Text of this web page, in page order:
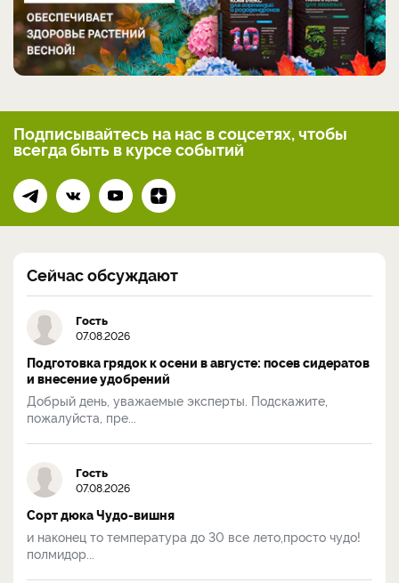
Подписывайтесь на нас в соцсетях, чтобы
всегдабыть в курсе событий
Сейчас обсуждают
Гость
07.08.2026
Подготовка грядок к осени в августе: посев сидератов
и внесение удобрений
Добрый день, уважаемые эксперты. Подскажите,
пожалуйста, пре...
Гость
07.08.2026
Сорт дюка Чудо-вишня
и наконец то температура до 30 все лето,просто чудо!
полмидор...